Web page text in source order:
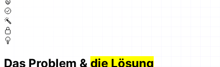
Das Problem & die Lösung